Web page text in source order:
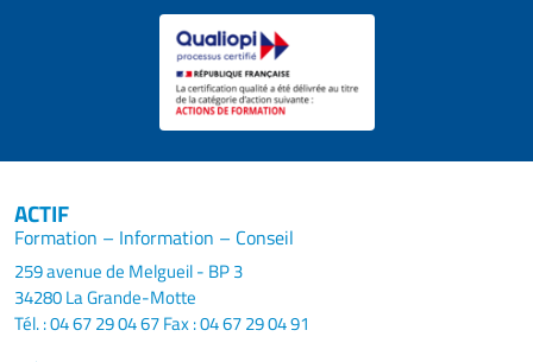
ACTIF
Formation – Information – Conseil
259 avenue de Melgueil - BP 3
34280 La Grande-Motte
Tél. : 04 67 29 04 67Fax : 04 67 29 04 91